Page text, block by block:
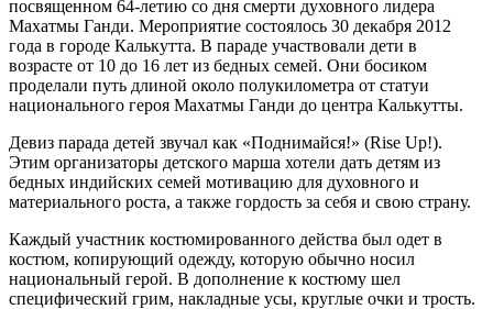
посвященном 64-летию со дня смерти духовного лидера
Махатмы Ганди. Мероприятие состоялось 30 декабря 2012
года в городе Калькутта. В параде участвовали дети в
возрасте от 10 до 16 лет из бедных семей. Они босиком
проделали путь длиной около полукилометра от статуи
национального героя Махатмы Ганди до центра Калькутты.
Девиз парада детей звучал как «Поднимайся!» (Rise Up!).
Этим организаторы детского марша хотели дать детям из
бедных индийских семей мотивацию для духовного и
материального роста, а также гордость за себя и свою страну.
Каждый участник костюмированного действа был одет в
костюм, копирующий одежду, которую обычно носил
национальный герой. В дополнение к костюму шел
специфический грим, накладные усы, круглые очки и трость.